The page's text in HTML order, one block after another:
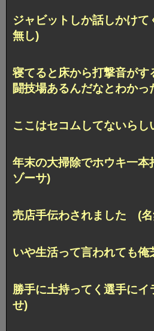
ジャビットしか話しかけ
無し)
寝てると床から打撃音がす
闘技場あるんだなとわか
ここはセコムしてないら
年末の大掃除でホウキ一
ゾーサ)
売店手伝わされました (名
いや生活って言われても
勝手に土持ってく選手に
せ)